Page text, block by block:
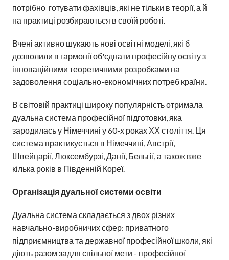
потрібно готувати фахівців, які не тільки в теорії, а й
на практиці розбираються в своїй роботі.
Вчені активно шукають нові освітні моделі, які б
дозволили в гармонії об'єднати професійну освіту з
інноваційними теоретичними розробками на
задоволення соціально-економічних потреб країни.
В світовій практиці широку популярність отримала
дуальна система професійної підготовки, яка
зародилась у Німеччині у 60-х роках ХХ століття. Ця
система практикується в Німеччині, Австрії,
Швейцарії, Люксембурзі, Данії, Бельгії, а також вже
кілька років в Південній Кореї.
Організація дуальної системи освіти
Дуальна система складається з двох різних
навчально-виробничих сфер: приватного
підприємництва та державної професійної школи, які
діють разом задля спільної мети - професійної